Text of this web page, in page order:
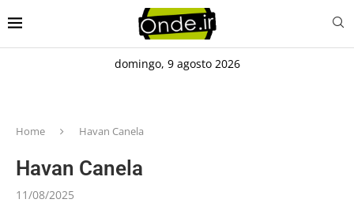
domingo, 9 agosto 2026
Home Havan Canela
Havan Canela
11/08/2025